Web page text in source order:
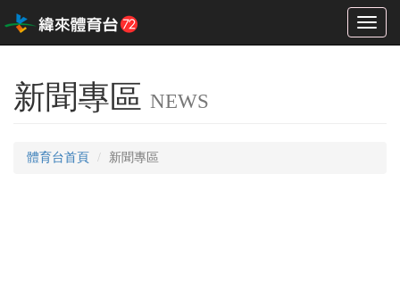
Toggle
新聞專區 NEWS
體育台首頁 新聞專區